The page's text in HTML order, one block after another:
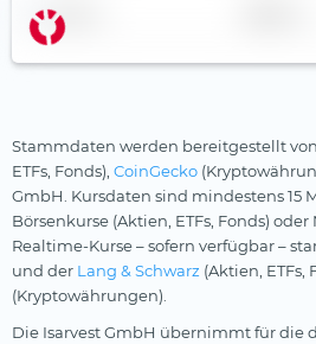
Telekommunikation
Uran
Versicherer
Versorger
Wasser
LGIM
Lunate
Market Access
Melanion
Name
Stammdaten werden bereitgestellt von
ETFs, Fonds), CoinGecko
GmbH. Kursdaten sind mindestens 15
Börsenkurse (Aktien, ETFs, Fonds) oder
Realtime-Kurse – sofern verfügbar –
und der Lang & Schwarz (Aktien, ETFs,
(Kryptowährungen).
Die Isarvest GmbH übernimmt für die